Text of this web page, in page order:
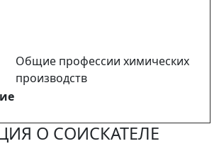
Общие профессии химических
производств
О СОИСКАТЕЛЕ